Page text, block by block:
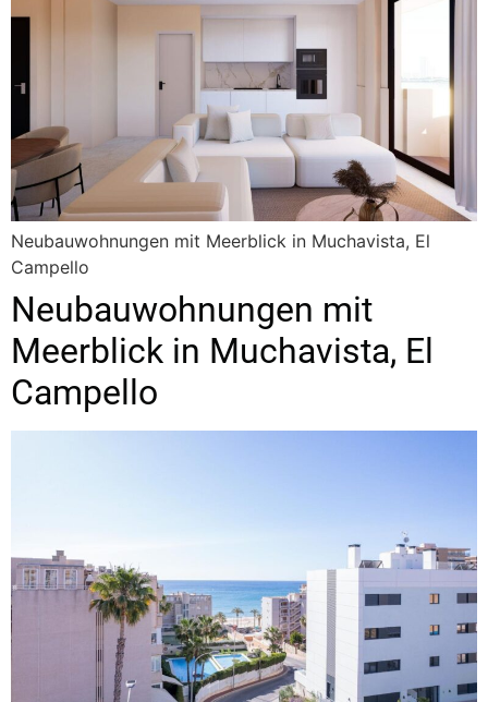
Neubauwohnungen mit Meerblick in Muchavista, El
Campello
Neubauwohnungen mit
Meerblick in Muchavista, El
Campello